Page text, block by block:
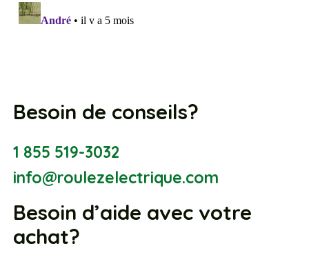
Besoin de conseils?
1 855 519-3032
info@roulezelectrique.com
Besoin d’aide avec votre
achat?